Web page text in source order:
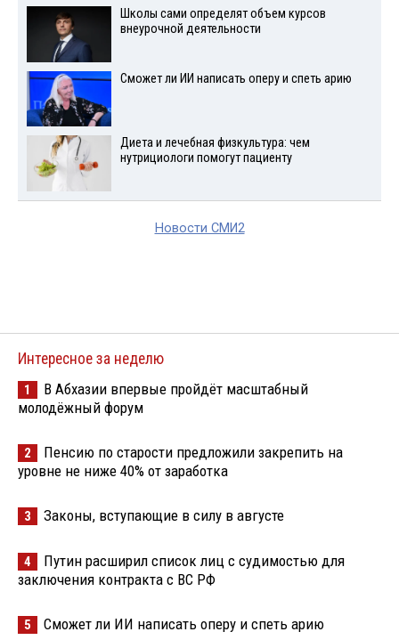
Школы сами определят объем курсов
внеурочной деятельности
Сможет ли ИИ написать оперу и спеть арию
Диета и лечебная физкультура: чем
нутрициологи помогут пациенту
Новости СМИ2
Интересное за неделю
1
В Абхазии впервые пройдёт масштабный
молодёжный форум
2
Пенсию по старости предложили закрепить на
уровне не ниже 40% от заработка
3 Законы, вступающие в силу в августе
4
Путин расширил список лиц с судимостью для
заключения контракта с ВС РФ
5 Сможет ли ИИ написать оперу и спеть арию